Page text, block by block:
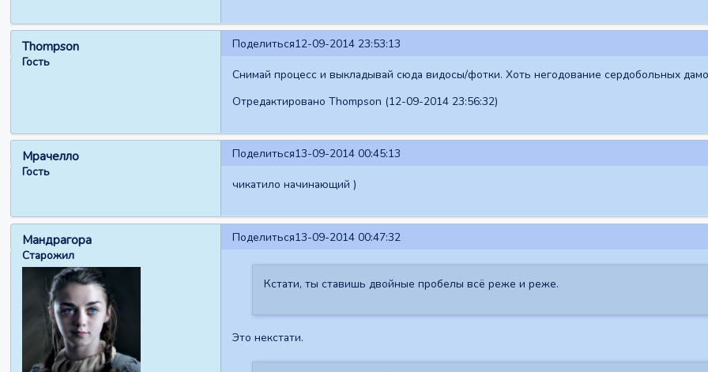
Поделиться12-09-2014 23:53:13
Thompson
Гость
Снимай процесс и выкладывай сюда видосы/фотки. Хоть негодование сердобольных
Отредактировано Thompson (12-09-2014 23:56:32)
Поделиться13-09-2014 00:45:13
Мрачелло
Гость
чикатило начинающий )
Поделиться13-09-2014 00:47:32
Мандрагора
Старожил
Кстати, ты ставишь двойные пробелы всё реже и реже.
Это некстати.